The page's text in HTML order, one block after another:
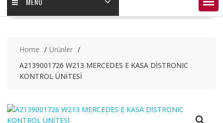
Home
Ürünler
A2139001726 W213 MERCEDES E KASA DİSTRONIC
KONTROL ÜNİTESİ